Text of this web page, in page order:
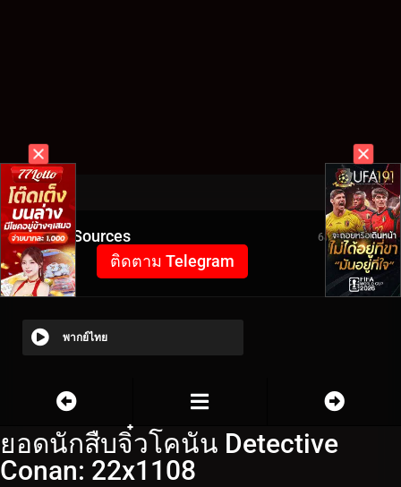
Video Sources 6820 Views
ติดตาม Telegram
พากย์ไทย
ยอดนักสืบจิ๋วโคนัน Detective
Conan: 22x1108